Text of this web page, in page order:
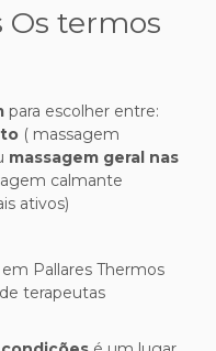
Os termos
para escolher entre:
( massagem
massagem geral nas
calmante
ativos)
Pallares Thermos
terapeutas